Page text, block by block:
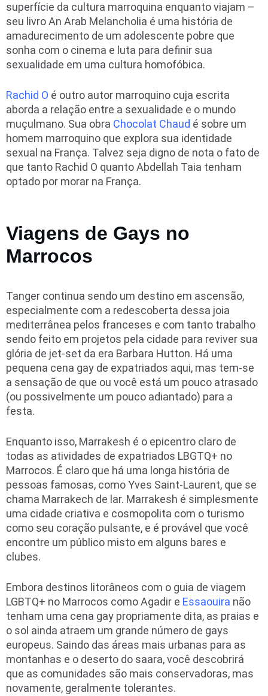
superfície da cultura marroquina enquanto viajam –
seu livro An Arab Melancholia é uma história de
amadurecimento de um adolescente pobre que
sonha com o cinema e luta para definir sua
sexualidade em uma cultura homofóbica.
Rachid O é outro autor marroquino cuja escrita
aborda a relação entre a sexualidade e o mundo
muçulmano. Sua obra Chocolat Chaud é sobre um
homem marroquino que explora sua identidade
sexual na França. Talvez seja digno de nota o fato de
que tanto Rachid O quanto Abdellah Taia tenham
optado por morar na França.
Viagens de Gays no
Marrocos
Tanger continua sendo um destino em ascensão,
especialmente com a redescoberta dessa joia
mediterrânea pelos franceses e com tanto trabalho
sendo feito em projetos pela cidade para reviver sua
glória de jet-set da era Barbara Hutton. Há uma
pequena cena gay de expatriados aqui, mas tem-se
a sensação de que ou você está um pouco atrasado
(ou possivelmente um pouco adiantado) para a
festa.
Enquanto isso, Marrakesh é o epicentro claro de
todas as atividades de expatriados LBGTQ+ no
Marrocos. É claro que há uma longa história de
pessoas famosas, como Yves Saint-Laurent, que se
chama Marrakech de lar. Marrakesh é simplesmente
uma cidade criativa e cosmopolita com o turismo
como seu coração pulsante, e é provável que você
encontre um público misto em alguns bares e
clubes.
Embora destinos litorâneos com o guia de viagem
LGBTQ+ no Marrocos como Agadir e Essaouira não
tenham uma cena gay propriamente dita, as praias e
o sol ainda atraem um grande número de gays
europeus. Saindo das áreas mais urbanas para as
montanhas e o deserto do saara, você descobrirá
que as comunidades são mais conservadoras, mas
novamente, geralmente tolerantes.